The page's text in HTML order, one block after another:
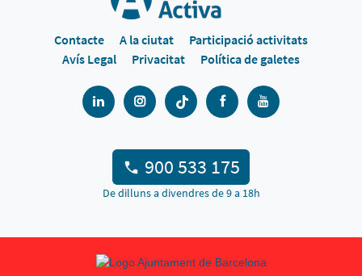
Contacte A la ciutat
Participació activitats
Avís Legal
Privacitat Política de galetes
900 533 175
De dilluns a divendres de 9 a 18h